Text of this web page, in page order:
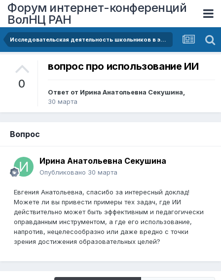
Форум интернет-конференций
ВолНЦ РАН
Исследовательская деятельность школьников в эпоху искусственного интеллекта: возможности и риски
0
вопрос про использование ИИ
Ответ от Ирина Анатольевна Секушина,
30 марта
Вопрос
Ирина Анатольевна Секушина
Опубликовано 30 марта
Евгения Анатольевна, спасибо за интересный доклад!
Можете ли вы привести примеры тех задач, где ИИ
действительно может быть эффективным и педагогически
оправданным инструментом, а где его использование,
напротив, нецелесообразно или даже вредно с точки
зрения достижения образовательных целей?